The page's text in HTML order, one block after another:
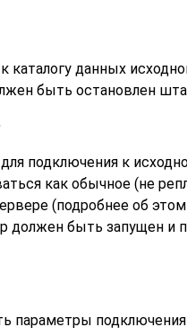
каталогу данных
быть остановлен
подключения к
как обычное (не
(подробнее об
должен быть запущен и
параметры